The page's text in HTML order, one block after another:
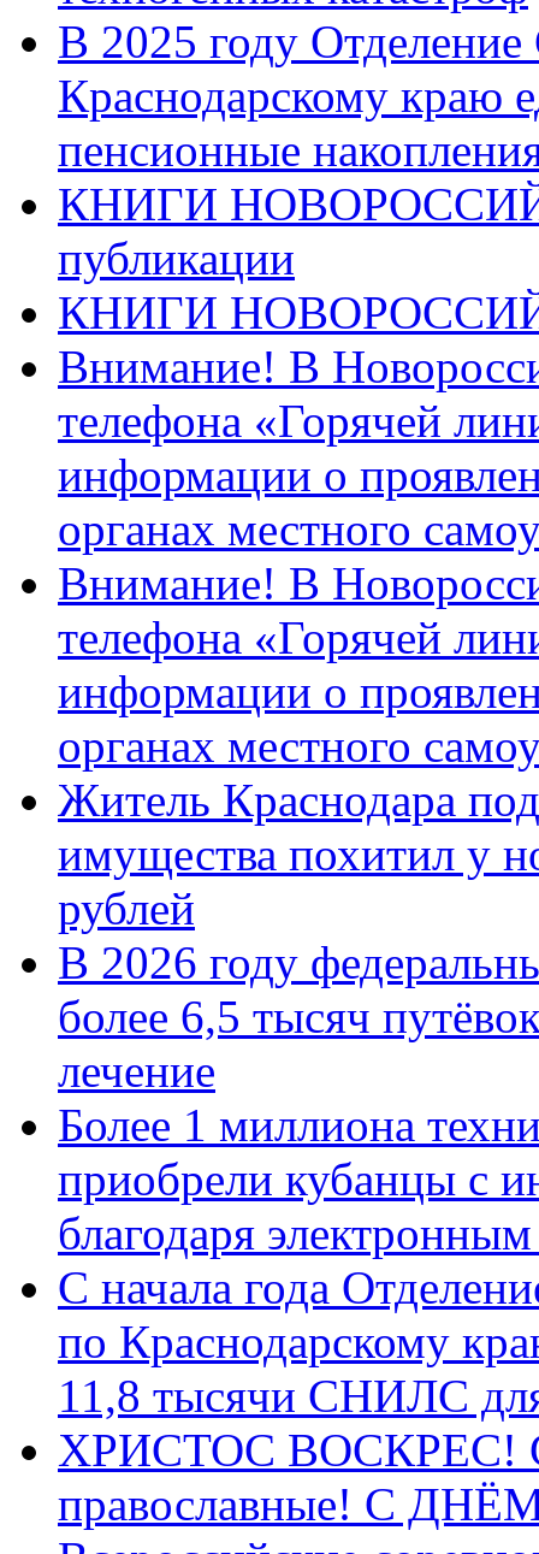
В 2025 году
Краснодарскому краю
пенсионные
КНИГИ
публикации
КНИГИ
Внимание! В
телефона «Горячей
информации о
органах местного
Внимание! В
телефона «Горячей
информации о
органах местного
Житель Краснодара
имущества похитил у
рублей
В 2026 году
более 6,5 тысяч
лечение
Более 1 миллиона
приобрели кубанцы с
благодаря
С начала года
по Краснодарскому
11,8 тысячи СНИЛС
ХРИСТОС ВОСКРЕС! С
православные! C